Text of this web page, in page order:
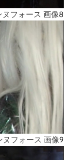
フォース 画像8
フォース 画像9